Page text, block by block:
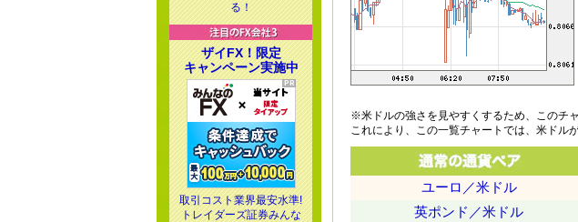
※米ドルの強さを見やすくするため、このチ
これにより、この一覧チャートでは、米ドル
ユーロ／米ドル
英ポンド／米ドル
る！
ザイFX！限定
キャンペーン実施中
取引コスト業界最安水準!
トレイダーズ証券みんな